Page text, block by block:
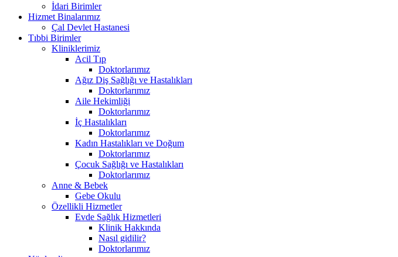
İdari Birimler
Hizmet Binalarımız
Çal Devlet Hastanesi
Tıbbi Birimler
Kliniklerimiz
Acil Tıp
Doktorlarımız
Ağız Diş Sağlığı ve Hastalıkları
Doktorlarımız
Aile Hekimliği
Doktorlarımız
İç Hastalıkları
Doktorlarımız
Kadın Hastalıkları ve Doğum
Doktorlarımız
Çocuk Sağlığı ve Hastalıkları
Doktorlarımız
Anne & Bebek
Gebe Okulu
Özellikli Hizmetler
Evde Sağlık Hizmetleri
Klinik Hakkında
Nasıl gidilir?
Doktorlarımız